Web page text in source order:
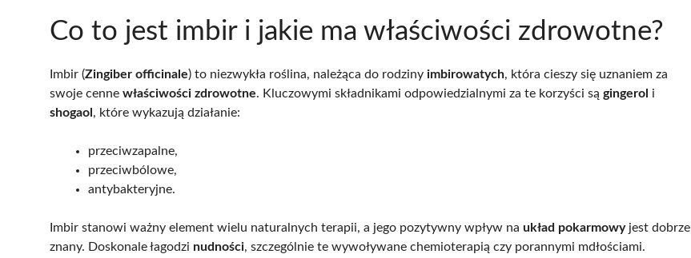
Co to jest imbir i jakie ma właściwości zdrowotne?
Imbir (Zingiber officinale) to niezwykła roślina, należąca do rodziny imbirowatych, która cieszy się uznaniem za
swoje cenne właściwości zdrowotne. Kluczowymi składnikami odpowiedzialnymi za te korzyści są gingerol i
shogaol , które wykazują działanie:
przeciwzapalne,
przeciwbólowe,
antybakteryjne.
Imbir stanowi ważny element wielu naturalnych terapii, a jego pozytywny wpływ na układ pokarmowyjest dobrze
znany. Doskonale łagodzi nudności, szczególnie te wywoływane chemioterapią czy porannymi mdłościami.